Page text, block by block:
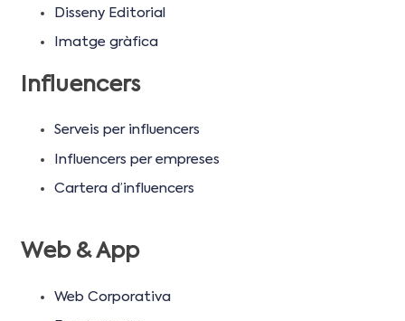
Disseny Editorial
Imatge gràfica
Influencers
Serveis per influencers
Influencers per empreses
Cartera d’influencers
Web & App
Web Corporativa